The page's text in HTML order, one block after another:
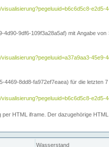
9df6-109f3a28a5af) mit Angabe
visualisierung?pegeluuid=a37a9aa3-
8dd8-fa972ef7eaea) für die letzten
e2d5-
HTML iframe. Der dazugehörige